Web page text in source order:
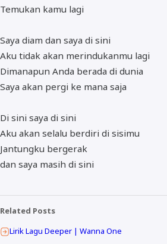
Temukan kamu lagi
Saya diam dan saya di sini
Aku tidak akan merindukanmu lagi
Dimanapun Anda berada di dunia
Saya akan pergi ke mana saja
Di sini saya di sini
Aku akan selalu berdiri di sisimu
Jantungku bergerak
dan saya masih di sini
Related Posts
Lirik Lagu Deeper | Wanna One